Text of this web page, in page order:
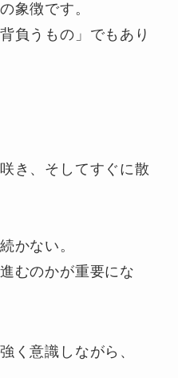
象徴です。
負うもの」でもあり
き、そしてすぐに散
かない。
むのかが重要にな
く意識しながら、